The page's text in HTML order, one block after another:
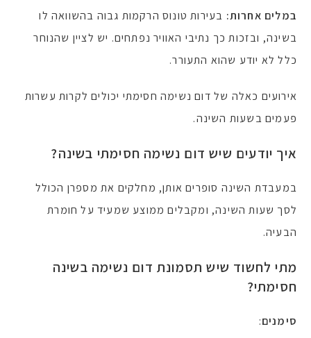
במלים אחרות: בעירות טונוס הרקמות גבוה בהשוואה לו
בשינה, ובזכות כך נתיבי האוויר נפתחים. יש לציין שהנוחר
כלל לא יודע שהוא התעורר.
אירועים כאלה של דום נשימה חסימתי יכולים לקרות עשרות
פעמים בשעות השינה.
איך יודעים שיש דום נשימה חסימתי בשינה?
במעבדת השינה סופרים אותן, מחלקים את מספרן הכולל
לסך שעות השינה, ומקבלים ממוצע שמעיד על חומרת
הבעיה.
מתי לחשוד שיש תסמונת דום נשימה בשינה
חסימתי?
סימנים: